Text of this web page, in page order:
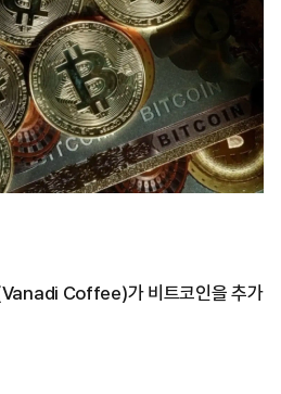
Coffee)가 비트코인을 추가